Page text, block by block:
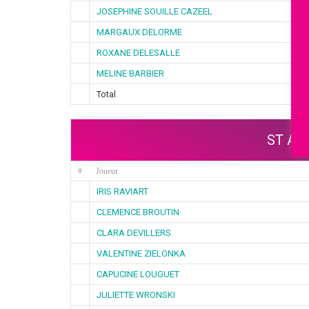
JOSEPHINE SOUILLE CAZEEL
MARGAUX DELORME
ROXANE DELESALLE
MELINE BARBIER
Total
ST
# Joueur
IRIS RAVIART
CLEMENCE BROUTIN
CLARA DEVILLERS
VALENTINE ZIELONKA
CAPUCINE LOUGUET
JULIETTE WRONSKI